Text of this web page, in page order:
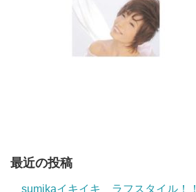
最近の投稿
sumikaイキイキ ラフスタイル！！